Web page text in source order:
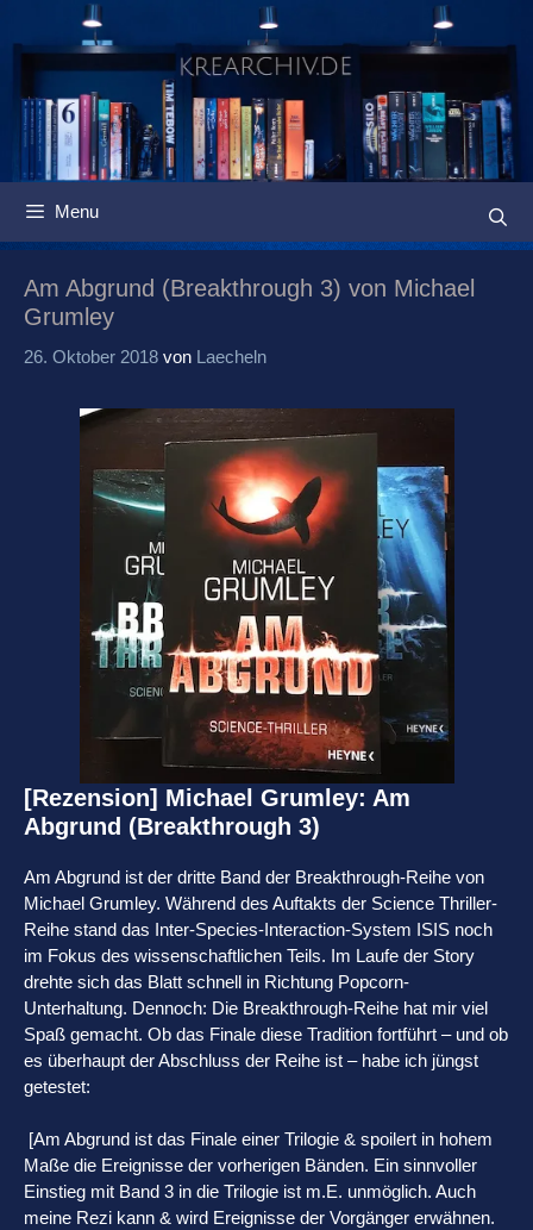
Menu
Am Abgrund (Breakthrough 3) von Michael
Grumley
26. Oktober 2018 von Laecheln
[Rezension] Michael Grumley: Am
Abgrund (Breakthrough 3)
Am Abgrund ist der dritte Band der Breakthrough-Reihe von
Michael Grumley. Während des Auftakts der Science Thriller-
Reihe stand das Inter-Species-Interaction-System ISIS noch
im Fokus des wissenschaftlichen Teils. Im Laufe der Story
drehte sich das Blatt schnell in Richtung Popcorn-
Unterhaltung. Dennoch: Die Breakthrough-Reihe hat mir viel
Spaß gemacht. Ob das Finale diese Tradition fortführt – und ob
es überhaupt der Abschluss der Reihe ist – habe ich jüngst
getestet:
[Am Abgrund ist das Finale einer Trilogie & spoilert in hohem
Maße die Ereignisse der vorherigen Bänden. Ein sinnvoller
Einstieg mit Band 3 in die Trilogie ist m.E. unmöglich. Auch
meine Rezi kann & wird Ereignisse der Vorgänger erwähnen.